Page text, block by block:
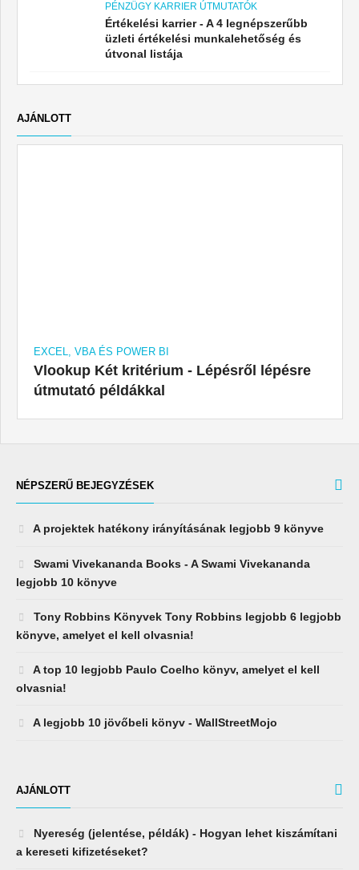
PÉNZÜGY KARRIER ÚTMUTATÓK
Értékelési karrier - A 4 legnépszerűbb
üzleti értékelési munkalehetőség és
útvonal listája
AJÁNLOTT
EXCEL, VBA ÉS POWER BI
Vlookup Két kritérium - Lépésről lépésre
útmutató példákkal
NÉPSZERŰ BEJEGYZÉSEK
A projektek hatékony irányításának legjobb 9 könyve
Swami Vivekananda Books - A Swami Vivekananda
legjobb 10 könyve
Tony Robbins Könyvek Tony Robbins legjobb 6 legjobb
könyve, amelyet el kell olvasnia!
A top 10 legjobb Paulo Coelho könyv, amelyet el kell
olvasnia!
A legjobb 10 jövőbeli könyv - WallStreetMojo
AJÁNLOTT
Nyereség (jelentése, példák) - Hogyan lehet kiszámítani
a kereseti kifizetéseket?